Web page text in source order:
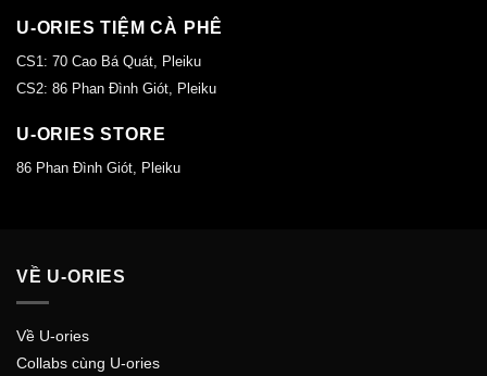
U-ORIES TIỆM CÀ PHÊ
CS1: 70 Cao Bá Quát, Pleiku
CS2: 86 Phan Đình Giót, Pleiku
U-ORIES STORE
86 Phan Đình Giót, Pleiku
VỀ U-ORIES
Về U-ories
Collabs cùng U-ories